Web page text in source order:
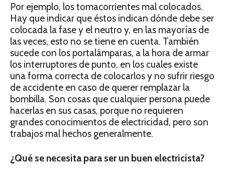
Por ejemplo, los tomacorrientes mal colocados.
Hay que indicar que éstos indican dónde debe ser
colocada la fase y el neutro y, en las mayorías de
las veces, esto no se tiene en cuenta. También
sucede con los portalámparas, a la hora de armar
los interruptores de punto, en los cuales existe
una forma correcta de colocarlos y no sufrir riesgo
de accidente en caso de querer remplazar la
bombilla. Son cosas que cualquier persona puede
hacerlas en sus casas, porque no requieren
grandes conocimientos de electricidad, pero son
trabajos mal hechos generalmente.
¿Qué se necesita para ser un buen electricista?